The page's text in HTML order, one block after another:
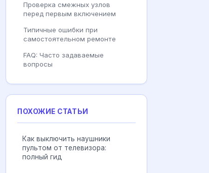
Проверка смежных узлов
перед первым включением
Типичные ошибки при
самостоятельном ремонте
FAQ: Часто задаваемые
вопросы
ПОХОЖИЕ СТАТЬИ
Как выключить наушники
пультом от телевизора:
полный гид